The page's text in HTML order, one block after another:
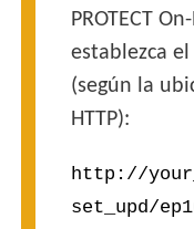
PROTECT
establezca
(según la
HTTP):
http://
set_upd/